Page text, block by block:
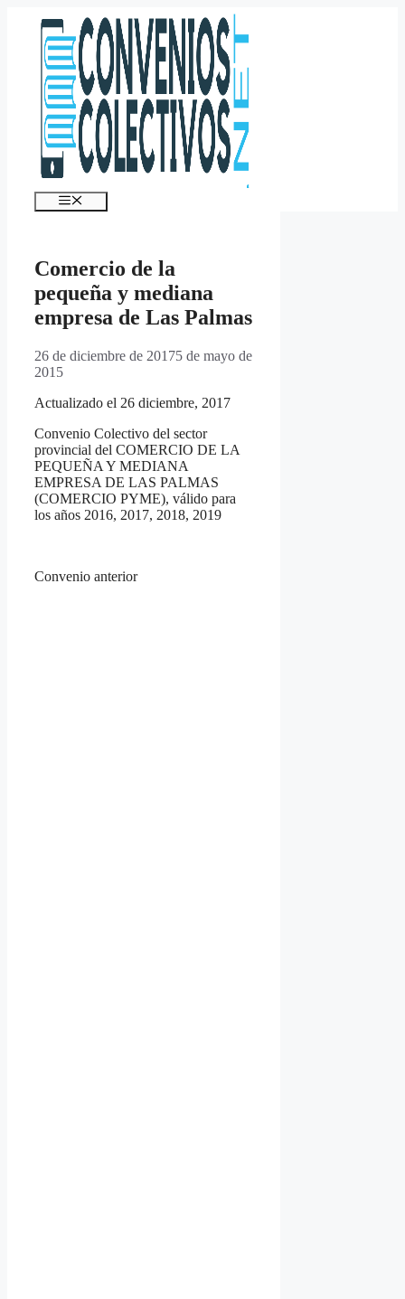
contenido
Menú
Comercio de la
pequeña y mediana
empresa de Las Palmas
26 de diciembre de 20175 de mayo de
2015
Actualizado el 26 diciembre, 2017
Convenio Colectivo del sector
provincial del COMERCIO DE LA
PEQUEÑA Y MEDIANA
EMPRESA DE LAS PALMAS
(COMERCIO PYME), válido para
los años 2016, 2017, 2018, 2019
Convenio anterior